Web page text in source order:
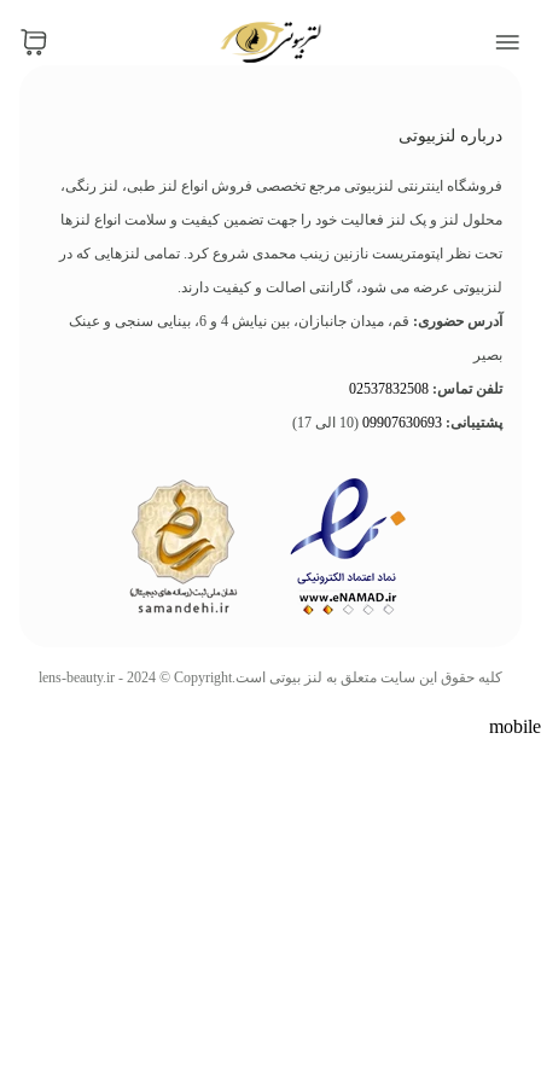
درباره لنزبیوتی
فروشگاه اینترنتی لنزبیوتی مرجع تخصصی فروش انواع لنز طبی، لنز رنگی،
محلول لنز و پک لنز فعالیت خود را جهت تضمین کیفیت و سلامت انواع لنزها
تحت نظر اپتومتریست نازنین زینب محمدی شروع کرد. تمامی لنزهایی که در
لنزبیوتی عرضه می شود، گارانتی اصالت و کیفیت دارند.
آدرس حضوری:
قم، میدان جانبازان، بین نیایش 4 و 6، بینایی سنجی و عینک
بصیر
تلفن تماس: 02537832508
پشتیبانی: 09907630693 (10 الی 17)
کليه حقوق اين سايت متعلق به لنز بیوتی است.lens-beauty.ir - 2024 © Copyright